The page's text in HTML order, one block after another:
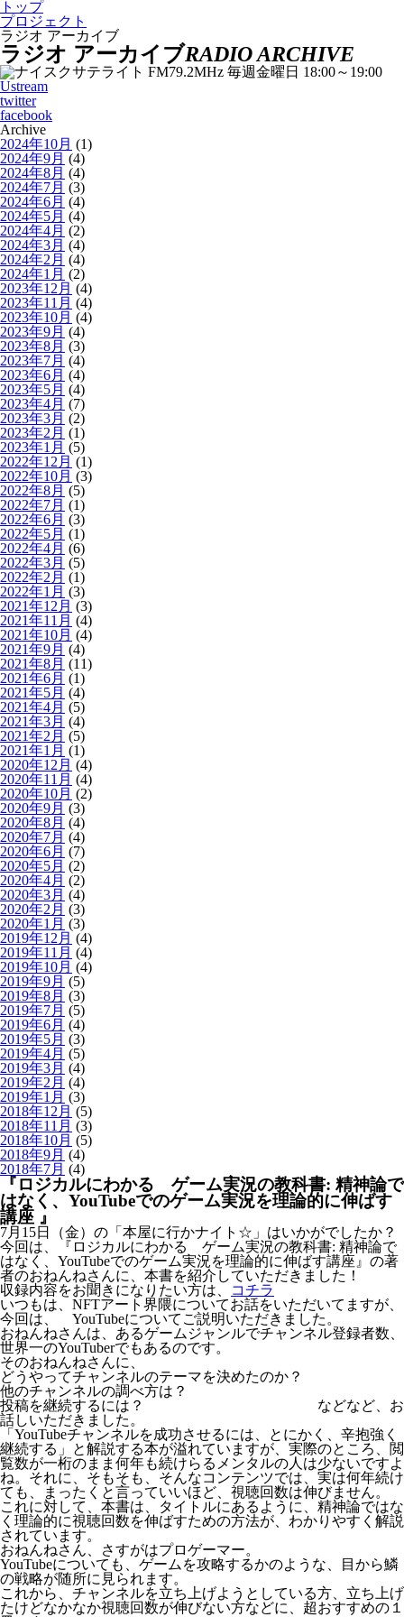
トップ
プロジェクト
ラジオ アーカイブ
ラジオ アーカイブRADIO ARCHIVE
Ustream
twitter
facebook
Archive
2024年10月 (1)
2024年9月 (4)
2024年8月 (4)
2024年7月 (3)
2024年6月 (4)
2024年5月 (4)
2024年4月 (2)
2024年3月 (4)
2024年2月 (4)
2024年1月 (2)
2023年12月 (4)
2023年11月 (4)
2023年10月 (4)
2023年9月 (4)
2023年8月 (3)
2023年7月 (4)
2023年6月 (4)
2023年5月 (4)
2023年4月 (7)
2023年3月 (2)
2023年2月 (1)
2023年1月 (5)
2022年12月 (1)
2022年10月 (3)
2022年8月 (5)
2022年7月 (1)
2022年6月 (3)
2022年5月 (1)
2022年4月 (6)
2022年3月 (5)
2022年2月 (1)
2022年1月 (3)
2021年12月 (3)
2021年11月 (4)
2021年10月 (4)
2021年9月 (4)
2021年8月 (11)
2021年6月 (1)
2021年5月 (4)
2021年4月 (5)
2021年3月 (4)
2021年2月 (5)
2021年1月 (1)
2020年12月 (4)
2020年11月 (4)
2020年10月 (2)
2020年9月 (3)
2020年8月 (4)
2020年7月 (4)
2020年6月 (7)
2020年5月 (2)
2020年4月 (2)
2020年3月 (4)
2020年2月 (3)
2020年1月 (3)
2019年12月 (4)
2019年11月 (4)
2019年10月 (4)
2019年9月 (5)
2019年8月 (3)
2019年7月 (5)
2019年6月 (4)
2019年5月 (3)
2019年4月 (5)
2019年3月 (4)
2019年2月 (4)
2019年1月 (3)
2018年12月 (5)
2018年11月 (3)
2018年10月 (5)
2018年9月 (4)
2018年7月 (4)
『ロジカルにわかる ゲーム実況の教科書: 精神論で
はなく、YouTubeでのゲーム実況を理論的に伸ばす
講座 』
7月15日（金）の「本屋に行かナイト☆」はいかがでしたか？
今回は、『ロジカルにわかる ゲーム実況の教科書: 精神論で
はなく、YouTubeでのゲーム実況を理論的に伸ばす講座』の著
者のおねんねさんに、本書を紹介していただきました！
収録内容をお聞きになりたい方は、
コチラ
いつもは、NFTアート界隈についてお話をいただいてますが、
今回は、 YouTubeについてご説明いただきました。
おねんねさんは、あるゲームジャンルでチャンネル登録者数、
世界一のYouTuberでもあるのです。
そのおねんねさんに、
どうやってチャンネルのテーマを決めたのか？
他のチャンネルの調べ方は？
投稿を継続するには？ などなど、お
話しいただきました。
「YouTubeチャンネルを成功させるには、とにかく、辛抱強く
継続する」と解説する本が溢れていますが、実際のところ、閲
覧数が一桁のまま何年も続けらるメンタルの人は少ないですよ
ね。それに、そもそも、そんなコンテンツでは、実は何年続け
ても、まったくと言っていいほど、視聴回数は伸びません。
これに対して、本書は、タイトルにあるように、精神論ではな
く理論的に視聴回数を伸ばすための方法が、わかりやすく解説
されています。
おねんねさん、さすがはプロゲーマー。
YouTubeについても、ゲームを攻略するかのような、目から鱗
の戦略が随所に見られます。
これから、チャンネルを立ち上げようとしている方、立ち上げ
たけどなかなか視聴回数が伸びない方などに、超おすすめの１